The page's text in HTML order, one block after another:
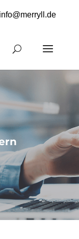
info@merryll.de